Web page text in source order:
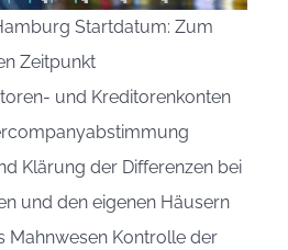
Startdatum: Zum
Zeitpunkt
und Kreditorenkonten
Klärung der Differenzen bei
und den eigenen Häusern
Mahnwesen Kontrolle der